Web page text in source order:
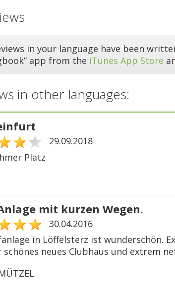
in your language have been
app from the iTunes App Store
in other languages:
29.09.2018
Platz
mit kurzen Wegen.
30.04.2016
in Löffelsterz ist wunderschön.
schönes neues Clubhaus und extrem